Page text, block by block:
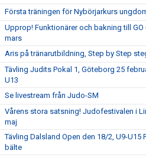
Första träningen för Nybörjarkurs
Upprop! Funktionärer och bakning till GO
mars
Aris på tränarutbildning, Step by Step
Tävling Judits Pokal 1, Göteborg 25
U13
Se livestream från Judo-SM
Vårens stora satsning! Judofestivalen i
maj
Tävling Dalsland Open den 18/2, U9-U15
bälte